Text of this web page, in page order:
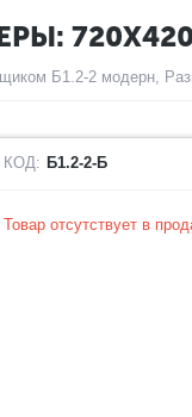
Б1.2-2 модерн,
КОД: Б1.2-2-Б
Товар отсутствует в